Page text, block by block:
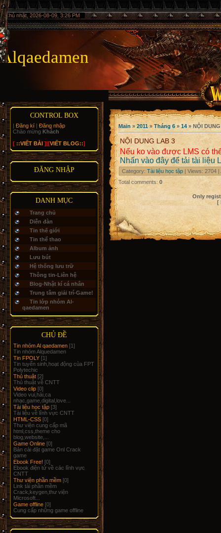
Chủ nhật, 2026-08-09, 3:26 PM
Alqaedamen
CONTROL BOX
| Đăng kí | Đăng nhập
Chào mừng Khách
[ ::VIẾT BÀI ]|[VIẾT BLOG::]
ĐĂNG NHẬP
DANH MỤC
Trang chủ
Diễn đàn
Tin thế giới
Tin thể thao
Album ảnh
Lưu bút
Hệ thống lưu trữ
Thông tin-Liên hệ
Blog-Nhật kí cá nhân
Trung tâm giải trí-Game!
Tin lớp nhóm Al-
qaedamen
CHỦ ĐỀ
Tin nhóm Al qaedamen [1]
Tin nhóm Alquedamen
Tin FPOLY [1]
Tin tuyển sinh,hoạt động của FPT
Polytechic
Thủ thuật [2]
Thủ thuật về CNTT
Video clip [0]
Video vui,hài,ca
nhạc,game,digital,love...
Tài liệu học tập [3]
Tài liệu về lĩnh vực CNTT
HTML-CSS [0]
Thư viện cung cấp mã
html,css,theme cho
blog,website,...
Game Online [0]
Bản cài đặt game Onl Crack
game
Ebook Free! [0]
Ebook điện tử về các lĩnh vực
CNTT
Thư viện phần mềm [0]
Link tải phần mềm
Crack,keygen,thư viện
Microsoft...
Game offline [0]
Cung cấp những game offline
Main »2011 » Tháng 6 » 14 » NỘI
NỘI DUNG LAB 3
Nếu ko vào được LMS có
Nhấn vào đây để tải tài liệu
Category: Tài liệu học tập | Views: 2704 |
Total comments: 0
Only
[